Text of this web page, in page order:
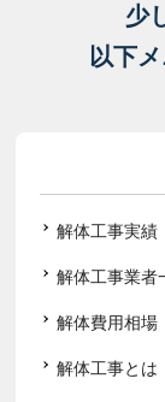
少
以下
解体工事実績
解体工事業者
解体費用相場
解体工事とは